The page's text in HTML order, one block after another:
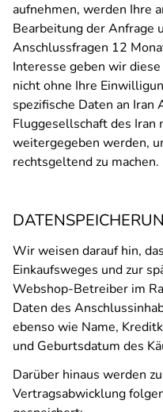
aufnehmen, werden Ihre
Bearbeitung der Anfrage
Anschlussfragen 12
Interesse geben wir
nicht ohne Ihre
spezifische Daten an Iran
Fluggesellschaft des Iran
weitergegeben werden,
rechtsgeltend zu machen.
Wir weisen darauf hin,
Einkaufsweges und zur
Webshop-Betreiber im
Daten des
ebenso wie Name,
und Geburtsdatum des
Darüber hinaus werden
Vertragsabwicklung